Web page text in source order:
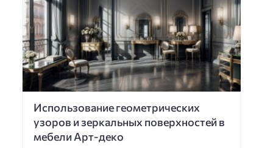
Использование геометрических
узоров и зеркальных поверхностей в
мебели Арт-деко